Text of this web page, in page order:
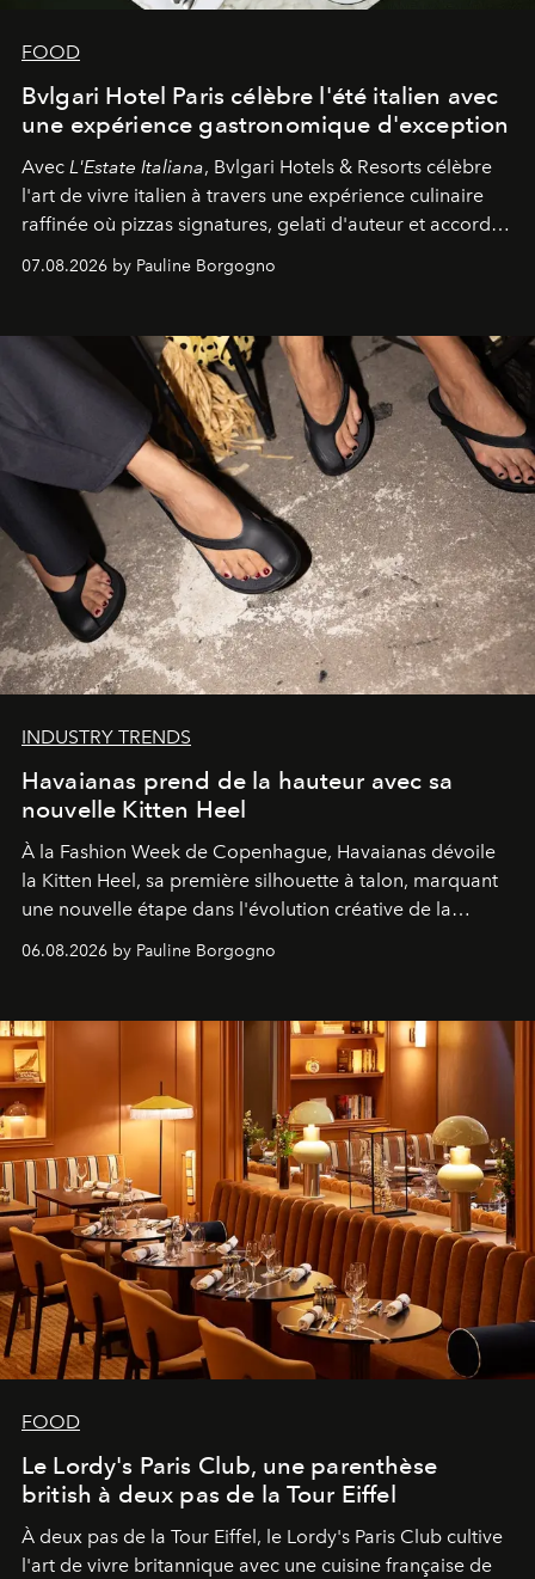
FOOD
Bvlgari Hotel Paris célèbre l'été italien avec
une expérience gastronomique d'exception
Avec L'Estate Italiana, Bvlgari Hotels & Resorts célèbre
l'art de vivre italien à travers une expérience culinaire
raffinée où pizzas signatures, gelati d'auteur et accords
d'exception composent un véritable voyage sensoriel.
07.08.2026 by Pauline Borgogno
INDUSTRY TRENDS
Havaianas prend de la hauteur avec sa
nouvelle Kitten Heel
À la Fashion Week de Copenhague, Havaianas dévoile
la Kitten Heel, sa première silhouette à talon, marquant
une nouvelle étape dans l'évolution créative de la
06.08.2026 by Pauline Borgogno
FOOD
Le Lordy's Paris Club, une parenthèse
british à deux pas de la Tour Eiffel
À deux pas de la Tour Eiffel, le Lordy's Paris Club cultive
l'art de vivre britannique avec une cuisine française de